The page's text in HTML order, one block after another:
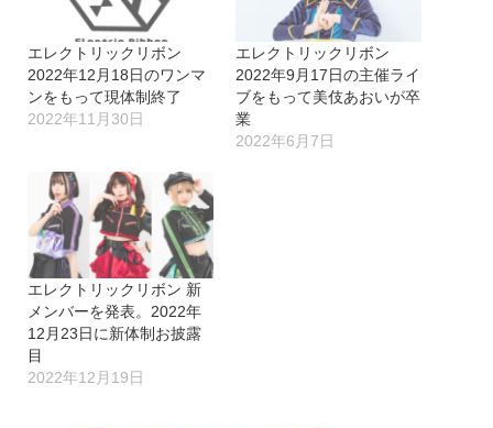
エレクトリックリボン
2022年12月18日のワンマ
ンをもって現体制終了
2022年11月30日
エレクトリックリボン
2022年9月17日の主催ライ
ブをもって美伎あおいが卒
業
2022年6月7日
エレクトリックリボン 新
メンバーを発表。2022年
12月23日に新体制お披露
目
2022年12月19日